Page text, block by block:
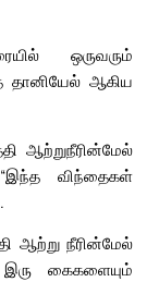
ஒருவரும்
தானியேல் ஆகிய
ஆற்றுநீரின்மேல்
விந்தைகள்
ஆற்று நீரின்மேல்
கைகளையும்